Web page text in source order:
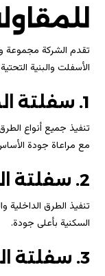
تقدم الشركة مجموعة
الأسفلت والبنية
1. سفلتة الطرق والشوارع
تنفيذ جميع أنواع
مع مراعاة جودة
2. سفلتة المجمعات السكنية
تنفيذ الطرق
السكنية بأعلى جودة.
3. سفلتة المجمعات التجارية